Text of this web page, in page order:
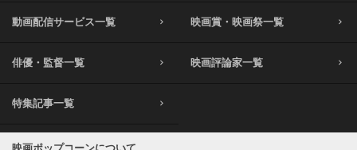
動画配信サービス一覧 映画賞・映画祭一覧
俳優・監督一覧 映画評論家一覧
特集記事一覧